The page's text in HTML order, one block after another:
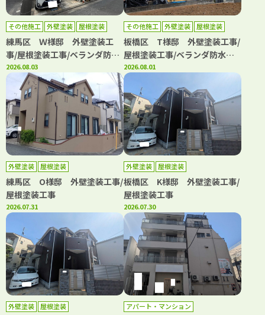
その他施工 外壁塗装 屋根塗装
練馬区 Ｗ様邸 外壁塗装工
事/屋根塗装工事/ベランダ防水
工事
2026.08.03
その他施工 外壁塗装 屋根塗装
板橋区 T様邸 外壁塗装工事/
屋根塗装工事/ベランダ防水工
事
2026.08.01
外壁塗装 屋根塗装
練馬区 O様邸 外壁塗装工事/
屋根塗装工事
2026.07.31
外壁塗装 屋根塗装
板橋区 K様邸 外壁塗装工事/
屋根塗装工事
2026.07.30
外壁塗装 屋根塗装 アパート・マンション